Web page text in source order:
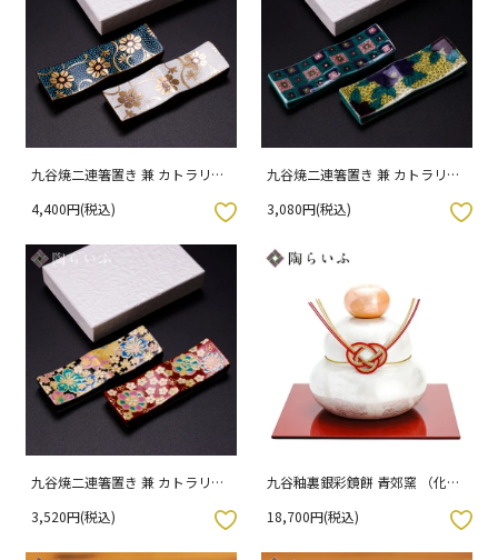
九谷焼二連箸置き 兼 カトラリー
箱入り）
4,400円(税込)
九谷焼二連箸置き 兼 カトラリー
専用（化粧箱入り）
3,080円(税込)
お気に入りボタン
九谷焼二連箸置き 兼 カトラリー
専用（化粧箱入り）
3,520円(税込)
九谷釉裏銀彩鏡餅 青郊窯 （化粧
引付
18,700円(税込)
お気に入りボタン